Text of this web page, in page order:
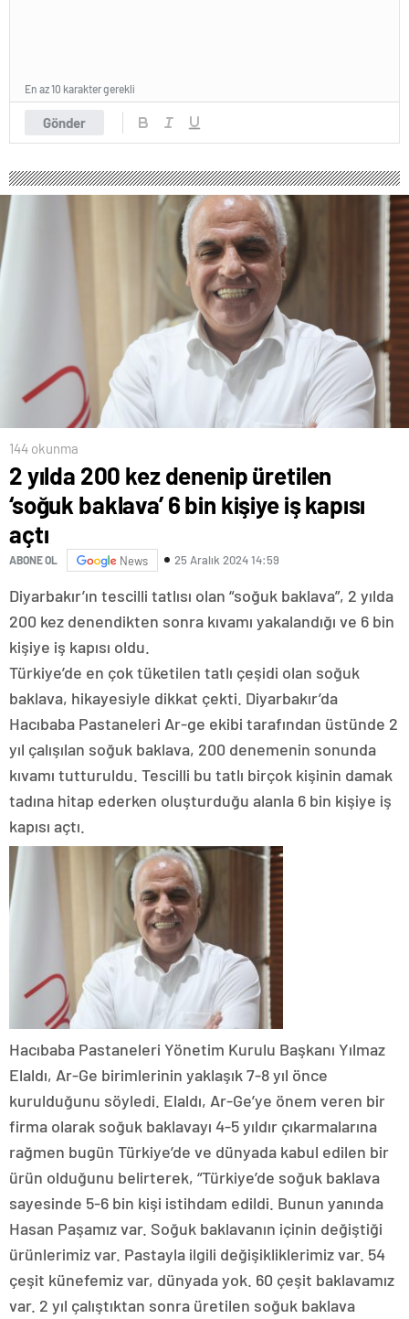
Gönder
En az 10 karakter gerekli
144 okunma
2 yılda 200 kez denenip üretilen
‘soğuk baklava’ 6 bin kişiye iş kapısı
açtı
ABONE OL News 25 Aralık 2024 14:59
Diyarbakır’ın tescilli tatlısı olan “soğuk baklava”, 2 yılda
200 kez denendikten sonra kıvamı yakalandığı ve 6 bin
kişiye iş kapısı oldu.
Türkiye’de en çok tüketilen tatlı çeşidi olan soğuk
baklava, hikayesiyle dikkat çekti. Diyarbakır’da
Hacıbaba Pastaneleri Ar-ge ekibi tarafından üstünde 2
yıl çalışılan soğuk baklava, 200 denemenin sonunda
kıvamı tutturuldu. Tescilli bu tatlı birçok kişinin damak
tadına hitap ederken oluşturduğu alanla 6 bin kişiye iş
kapısı açtı.
Hacıbaba Pastaneleri Yönetim Kurulu Başkanı Yılmaz
Elaldı, Ar-Ge birimlerinin yaklaşık 7-8 yıl önce
kurulduğunu söyledi. Elaldı, Ar-Ge’ye önem veren bir
firma olarak soğuk baklavayı 4-5 yıldır çıkarmalarına
rağmen bugün Türkiye’de ve dünyada kabul edilen bir
ürün olduğunu belirterek, “Türkiye’de soğuk baklava
sayesinde 5-6 bin kişi istihdam edildi. Bunun yanında
Hasan Paşamız var. Soğuk baklavanın içinin değiştiği
ürünlerimiz var. Pastayla ilgili değişikliklerimiz var. 54
çeşit künefemiz var, dünyada yok. 60 çeşit baklavamız
var. 2 yıl çalıştıktan sonra üretilen soğuk baklava